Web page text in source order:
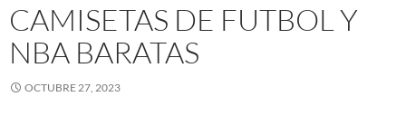
CAMISETAS DE FUTBOL Y
NBA BARATAS
OCTUBRE 27, 2023